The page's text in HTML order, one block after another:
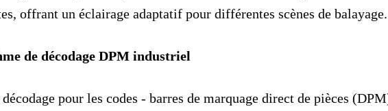
offrant un éclairage adaptatif pour différentes scènes de balayage.
de décodage DPM industriel
décodage pour les codes - barres de marquage direct de pièces